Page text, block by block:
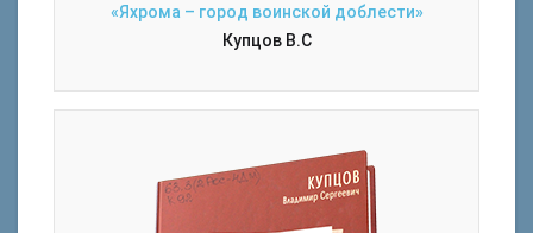
«Яхрома – город воинской доблести»
Купцов В.С